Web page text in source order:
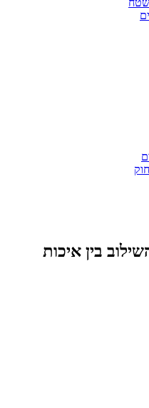
בין איכות